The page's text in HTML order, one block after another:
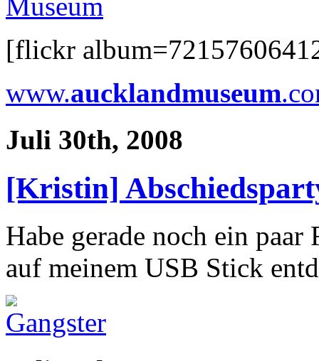
[flickr
www.aucklandmuseum
Juli 30th, 2008
[Kristin]
Habe gerade noch ein
auf meinem USB Stick